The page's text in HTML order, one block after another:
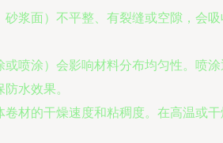
浆面）不平整、有裂缝或空隙，会
喷涂）会影响材料分布均匀性。喷
水效果。
材的干燥速度和粘稠度。在高温或